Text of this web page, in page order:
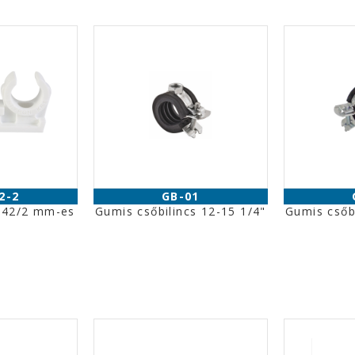
2
2 mm-es
GB-01
Gumis csőbilincs 12-15 1/4"
Gumis